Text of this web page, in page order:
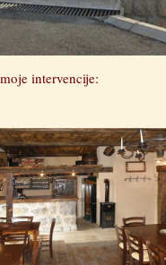
intervencije: